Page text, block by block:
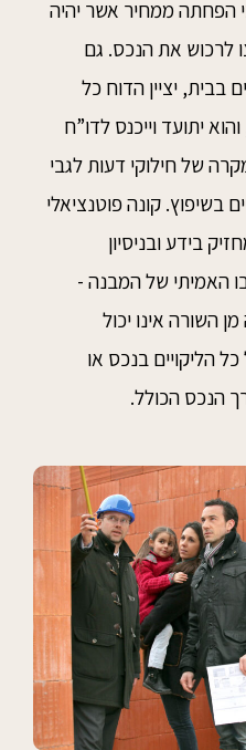
הפחתה ממחיר אשר יהיה
לרכוש את הנכס. גם
בבית, יציין הדוח כל
יתועד וייכנס לדו”ח
של חילוקי דעות לגבי
בשיפוץ. קונה פוטנציאלי
בידע ובניסיון
האמיתי של המבנה -
מן השורה אינו יכול
הליקויים בנכס או
הנכס הכולל.